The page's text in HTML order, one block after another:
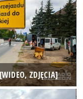
ZDJĘCIA]